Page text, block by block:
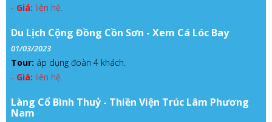
- Giá: liên hệ.
Du Lịch Cộng Đồng Cồn Sơn - Xem Cá Lóc Bay
01/03/2023
Tour: áp dụng đoàn 4 khách.
- Giá: liên hệ.
Làng Cổ Bình Thuỷ - Thiền Viện Trúc Lâm Phương
Nam